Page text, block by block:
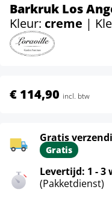
Barkruk Los
Kleur: creme |
€ 114,90 incl. btw
Gratis
Gratis
Levertijd: 1 - 3
(Pakketdienst)